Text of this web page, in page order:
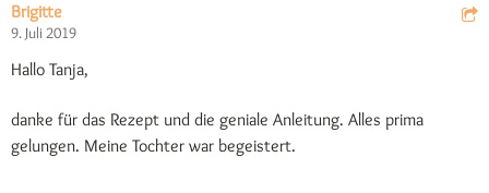
Brigitte
9. Juli 2019
Hallo Tanja,
danke für das Rezept und die geniale Anleitung. Alles prima
gelungen. Meine Tochter war begeistert.